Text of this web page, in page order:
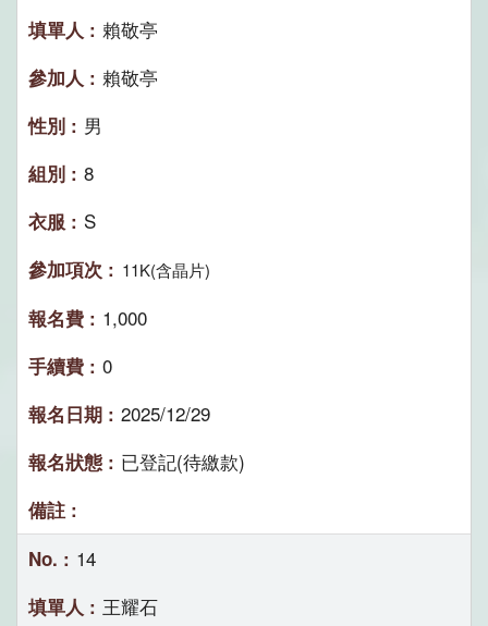
賴敬亭
賴敬亭
男
8
S
11K(含晶片)
1,000
0
2025/12/29
已登記(待繳款)
14
王耀石